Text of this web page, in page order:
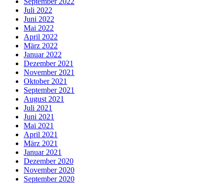
Juli 2022
Juni 2022
Mai 2022
April 2022
März 2022
Januar 2022
Dezember 2021
November 2021
Oktober 2021
September 2021
August 2021
Juli 2021
Juni 2021
Mai 2021
April 2021
März 2021
Januar 2021
Dezember 2020
November 2020
September 2020